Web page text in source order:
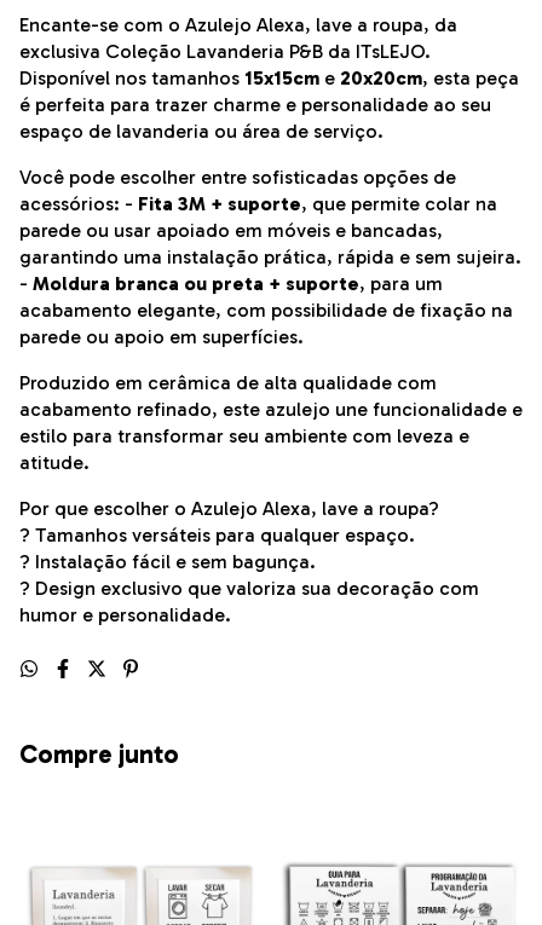
Encante-se com o Azulejo Alexa, lave a roupa, da
exclusiva Coleção Lavanderia P&B da ITsLEJO.
Disponível nos tamanhos 15x15cm e 20x20cm, esta peça
é perfeita para trazer charme e personalidade ao seu
espaço de lavanderia ou área de serviço.
Você pode escolher entre sofisticadas opções de
acessórios: - Fita 3M + suporte, que permite colar na
parede ou usar apoiado em móveis e bancadas,
garantindo uma instalação prática, rápida e sem sujeira.
- Moldura branca ou preta + suporte, para um
acabamento elegante, com possibilidade de fixação na
parede ou apoio em superfícies.
Produzido em cerâmica de alta qualidade com
acabamento refinado, este azulejo une funcionalidade e
estilo para transformar seu ambiente com leveza e
atitude.
Por que escolher o Azulejo Alexa, lave a roupa?
? Tamanhos versáteis para qualquer espaço.
? Instalação fácil e sem bagunça.
? Design exclusivo que valoriza sua decoração com
humor e personalidade.
Compre junto